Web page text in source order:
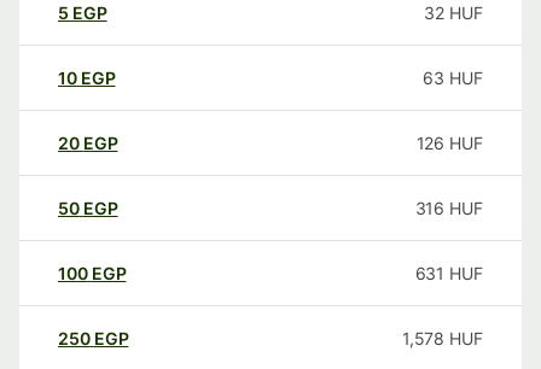
5 EGP 32 HUF
10 EGP 63 HUF
20 EGP 126 HUF
50 EGP 316 HUF
100 EGP 631 HUF
250 EGP 1,578 HUF